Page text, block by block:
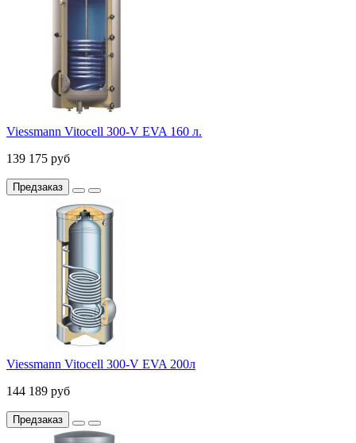
Viessmann Vitocell 300-V EVA 160 л.
139 175 руб
Предзаказ
Viessmann Vitocell 300-V EVA 200л
144 189 руб
Предзаказ